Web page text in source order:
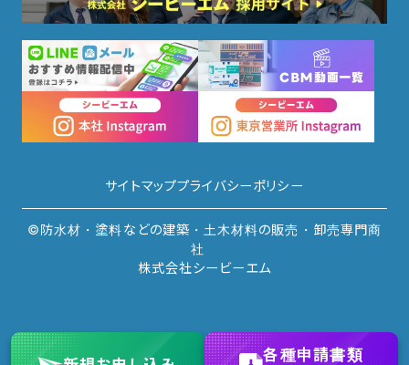
各種申請書類
サイトマッププライバシーポリシー
©防水材・塗料などの建築・土木材料の販売・卸売専門商
社
株式会社シービーエム